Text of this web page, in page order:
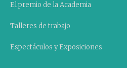
El premio de la Academia
Talleres de trabajo
Espectáculos y Exposiciones